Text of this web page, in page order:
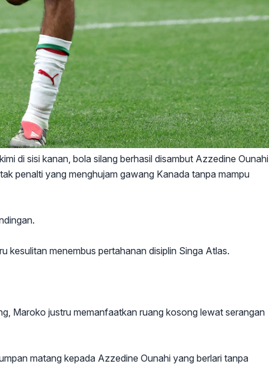
di sisi kanan, bola silang berhasil disambut Azzedine Ounahi
penalti yang menghujam gawang Kanada tanpa mampu
kesulitan menembus pertahanan disiplin Singa Atlas.
Maroko justru memanfaatkan ruang kosong lewat serangan
matang kepada Azzedine Ounahi yang berlari tanpa